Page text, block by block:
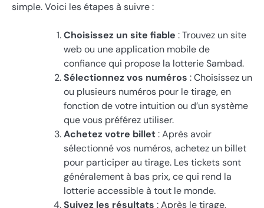
simple. Voici les étapes à suivre :
Choisissez un site fiable : Trouvez un site
web ou une application mobile de
confiance qui propose la lotterie Sambad.
Sélectionnez vos numéros : Choisissez un
ou plusieurs numéros pour le tirage, en
fonction de votre intuition ou d’un système
que vous préférez utiliser.
Achetez votre billet: Après avoir
sélectionné vos numéros, achetez un billet
pour participer au tirage. Les tickets sont
généralement à bas prix, ce qui rend la
lotterie accessible à tout le monde.
Suivez les résultats : Après le tirage,